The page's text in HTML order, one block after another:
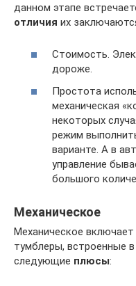
данном этапе
отличия их
Стоимость.
дороже.
Простота
механическая
некоторых
режим
варианте. А в
управление
большого
Механическое
Механическое включает
тумблеры, встроенные
следующие плюсы: